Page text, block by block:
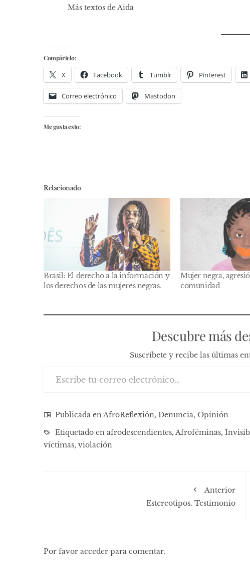
Más textos de Aida
Compártelo:
X Facebook Tumblr Pinterest
Correo electrónico Mastodon
Me gusta esto:
Relacionado
Brasil: El derecho a la información y
los derechos de las mujeres negras.
Mujer negra,
comunidad
Descubre más
Suscríbete y recibe las últimas
Publicada enAfroReflexión, Denuncia, Opinión
Etiquetado en afrodescendientes, Afroféminas,
víctimas, violación
Anterior
Estereotipos. Testimonio
Por favor acceder para comentar.